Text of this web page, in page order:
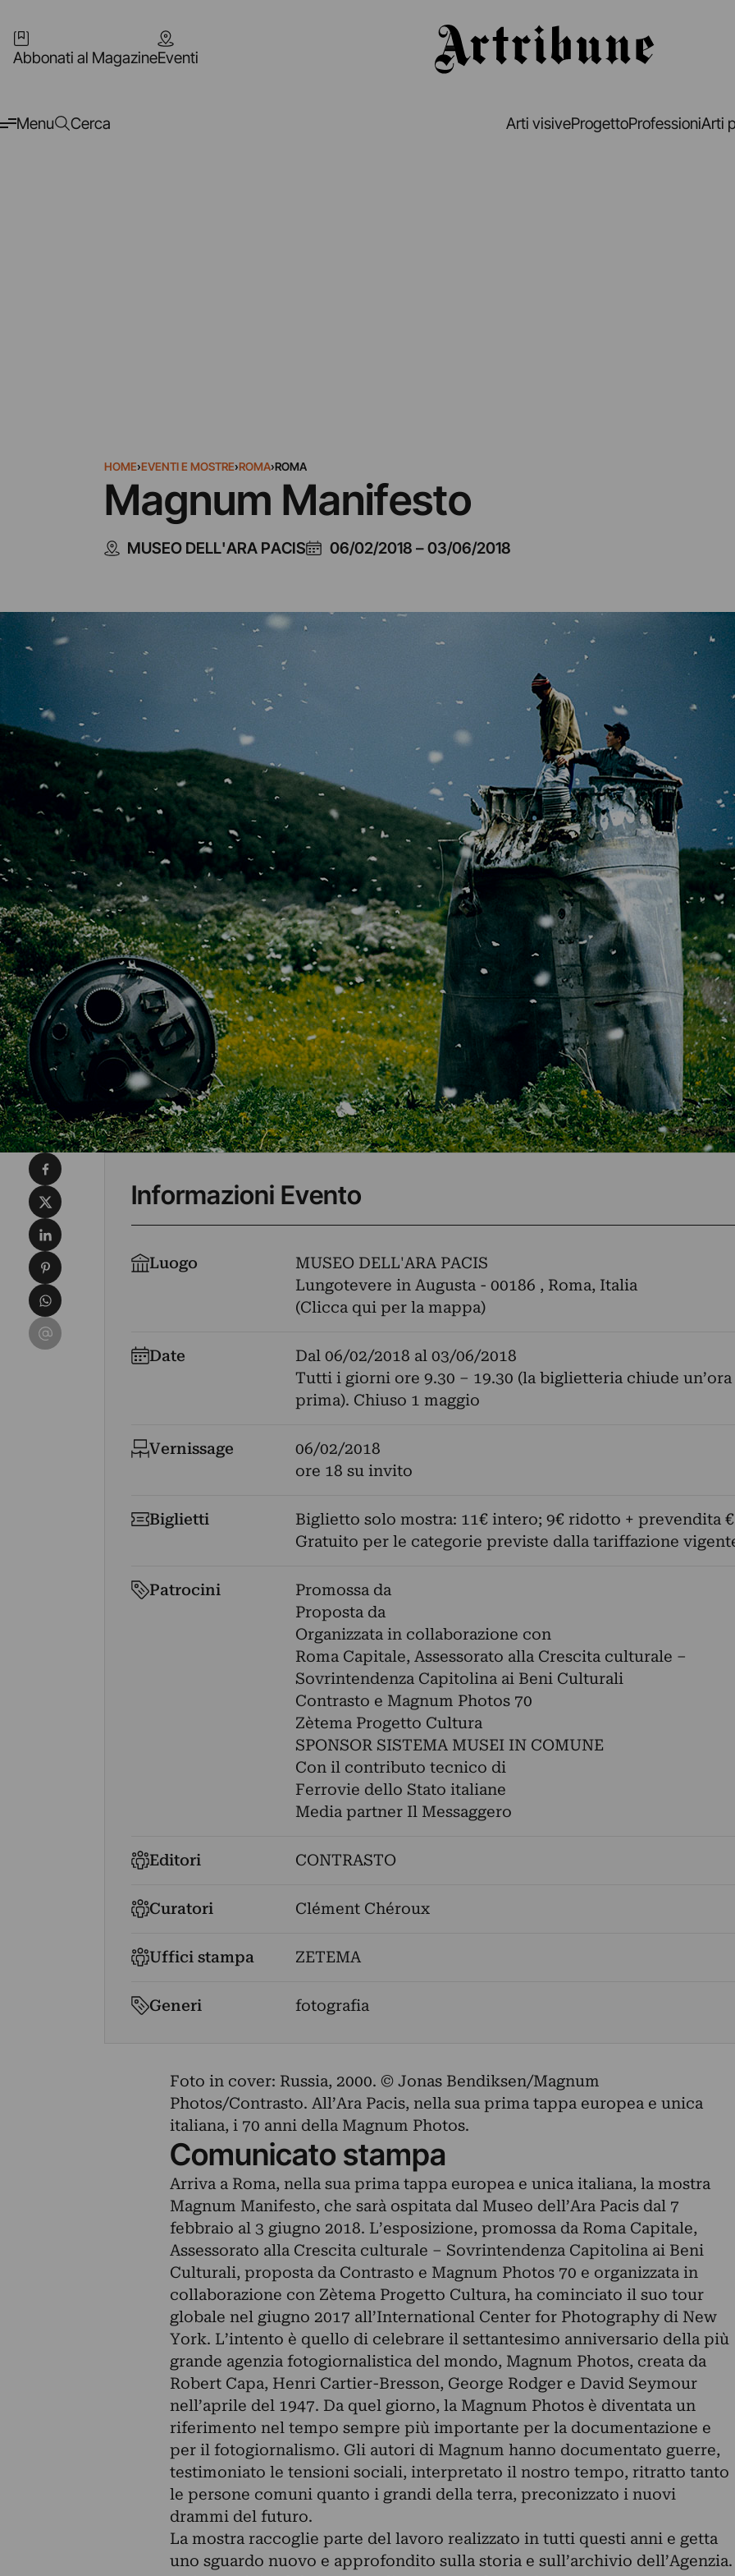
Abbonati al MagazineEventi
Menu Cerca Arti visiveProgettoProfessioniArti
HOME›EVENTI E MOSTRE›ROMA›ROMA
Magnum Manifesto
MUSEO DELL'ARA PACIS 06/02/2018 –03/06/2018
Informazioni Evento
Luogo
MUSEO DELL'ARA PACIS
Lungotevere in Augusta - 00186 , Roma, Italia
(Clicca qui per la mappa)
Date Dal 06/02/2018 al 03/06/2018
Tutti i giorni ore 9.30 – 19.30 (la biglietteria chiude un’ora
prima). Chiuso 1 maggio
Vernissage
06/02/2018
ore 18 su invito
Biglietti
Biglietto solo mostra: 11€ intero; 9€ ridotto + prevendita
Gratuito per le categorie previste dalla tariffazione
Patrocini
Promossa da
Proposta da
Organizzata in collaborazione con
Roma Capitale, Assessorato alla Crescita culturale –
Sovrintendenza Capitolina ai Beni Culturali
Contrasto e Magnum Photos 70
Zètema Progetto Cultura
SPONSOR SISTEMA MUSEI IN COMUNE
Con il contributo tecnico di
Ferrovie dello Stato italiane
Media partner Il Messaggero
Editori CONTRASTO
Curatori Clément Chéroux
Uffici stampa ZETEMA
Generi fotografia
Foto in cover: Russia, 2000. © Jonas Bendiksen/Magnum
Photos/Contrasto. All’Ara Pacis, nella sua prima tappa europea e unica
italiana, i 70 anni della Magnum Photos.
Comunicato stampa
Arriva a Roma, nella sua prima tappa europea e unica italiana, la mostra
Magnum Manifesto, che sarà ospitata dal Museo dell’Ara Pacis dal 7
febbraio al 3 giugno 2018. L’esposizione, promossa da Roma Capitale,
Assessorato alla Crescita culturale – Sovrintendenza Capitolina ai Beni
Culturali, proposta da Contrasto e Magnum Photos 70 e organizzata in
collaborazione con Zètema Progetto Cultura, ha cominciato il suo tour
globale nel giugno 2017 all’International Center for Photography di New
York. L’intento è quello di celebrare il settantesimo anniversario della più
grande agenzia fotogiornalistica del mondo, Magnum Photos, creata da
Robert Capa, Henri Cartier-Bresson, George Rodger e David Seymour
nell’aprile del 1947. Da quel giorno, la Magnum Photos è diventata un
riferimento nel tempo sempre più importante per la documentazione e
per il fotogiornalismo. Gli autori di Magnum hanno documentato guerre,
testimoniato le tensioni sociali, interpretato il nostro tempo, ritratto tanto
le persone comuni quanto i grandi della terra, preconizzato i nuovi
drammi del futuro.
La mostra raccoglie parte del lavoro realizzato in tutti questi anni e getta
uno sguardo nuovo e approfondito sulla storia e sull’archivio dell’Agenzia.
Condividi su Facebook
Condividi su X
Condividi su LinkedIn
Condividi su Pinterest
Condividi su WhatsApp
Condividi su Email